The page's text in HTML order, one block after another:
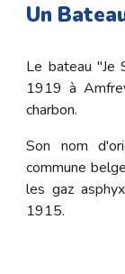
Un
Le bateau "Je
1919 à
charbon.
Son nom
commune
les gaz
1915.